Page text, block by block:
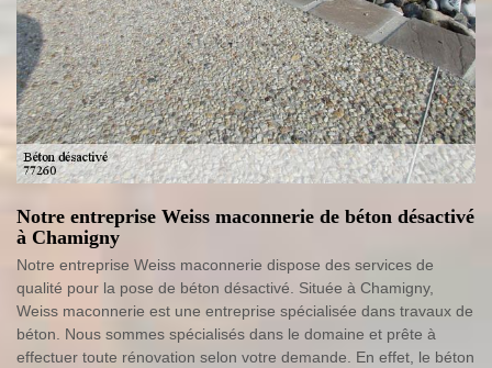
Notre entreprise Weiss maconnerie de béton désactivé
à Chamigny
Notre entreprise Weiss maconnerie dispose des services de
qualité pour la pose de béton désactivé. Située à Chamigny,
Weiss maconnerie est une entreprise spécialisée dans travaux de
béton. Nous sommes spécialisés dans le domaine et prête à
effectuer toute rénovation selon votre demande. En effet, le béton